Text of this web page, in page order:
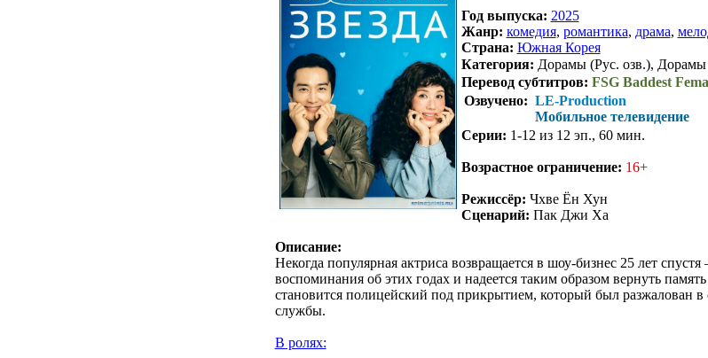
Год выпуска: 2025
Жанр: комедия, романтика, драма,
Страна: Южная Корея
Категория: Дорамы (Рус. озв.), Дорамы
Перевод субтитров: FSG Baddest
Озвучено: LE-Production
Мобильное телевидение
Серии: 1-12 из 12 эп., 60 мин.
Возрастное ограничение: 16+
Режиссёр: Чхве Ён Хун
Сценарий: Пак Джи Ха
Описание:
Некогда популярная актриса возвращается в шоу-бизнес 25 лет
воспоминания об этих годах и надеется таким образом вернуть
становится полицейский под прикрытием, который был разжалован
службы.
В ролях: